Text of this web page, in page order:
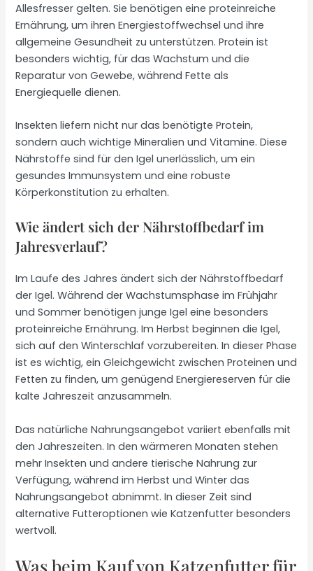
Allesfresser gelten. Sie benötigen eine proteinreiche
Ernährung, um ihren Energiestoffwechsel und ihre
allgemeine Gesundheit zu unterstützen. Protein ist
besonders wichtig, für das Wachstum und die
Reparatur von Gewebe, während Fette als
Energiequelle dienen.
Insekten liefern nicht nur das benötigte Protein,
sondern auch wichtige Mineralien und Vitamine. Diese
Nährstoffe sind für den Igel unerlässlich, um ein
gesundes Immunsystem und eine robuste
Körperkonstitution zu erhalten.
Wie ändert sich der Nährstoffbedarf im
Jahresverlauf?
Im Laufe des Jahres ändert sich der Nährstoffbedarf
der Igel. Während der Wachstumsphase im Frühjahr
und Sommer benötigen junge Igel eine besonders
proteinreiche Ernährung. Im Herbst beginnen die Igel,
sich auf den Winterschlaf vorzubereiten. In dieser Phase
ist es wichtig, ein Gleichgewicht zwischen Proteinen und
Fetten zu finden, um genügend Energiereserven für die
kalte Jahreszeit anzusammeln.
Das natürliche Nahrungsangebot variiert ebenfalls mit
den Jahreszeiten. In den wärmeren Monaten stehen
mehr Insekten und andere tierische Nahrung zur
Verfügung, während im Herbst und Winter das
Nahrungsangebot abnimmt. In dieser Zeit sind
alternative Futteroptionen wie Katzenfutter besonders
wertvoll.
Was beim Kauf von Katzenfutter für